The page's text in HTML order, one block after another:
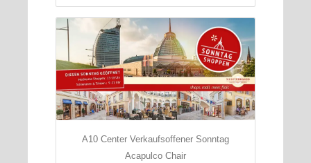
A10 Center Verkaufsoffener Sonntag
Acapulco Chair